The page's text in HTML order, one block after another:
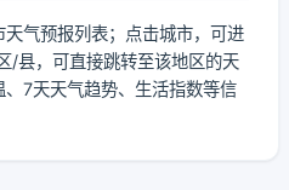
气预报列表；点击城市，可进
/县，可直接跳转至该地区的天
7天天气趋势、生活指数等信